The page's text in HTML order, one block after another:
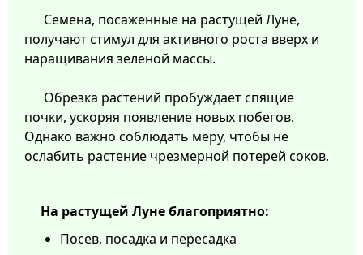
Семена, посаженные на растущей Луне,
получают стимул для активного роста вверх и
наращивания зеленой массы.
Обрезка растений пробуждает спящие
почки, ускоряя появление новых побегов.
Однако важно соблюдать меру, чтобы не
ослабить растение чрезмерной потерей соков.
На растущей Луне благоприятно:
Посев, посадка и пересадка